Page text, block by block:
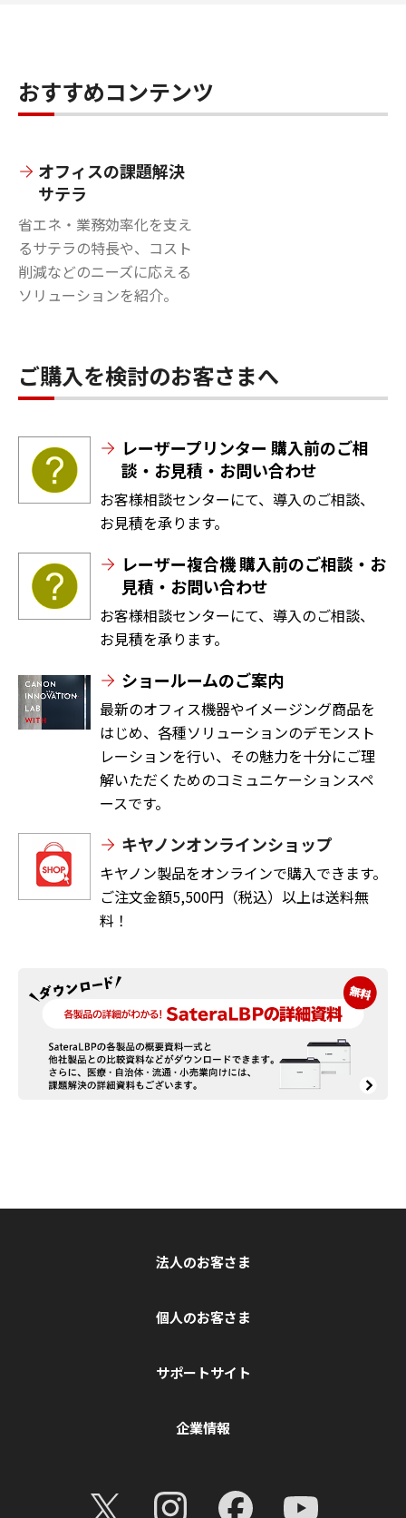
おすすめコンテンツ
オフィスの課題解決
サテラ
省エネ・業務効率化を支え
るサテラの特長や、コスト
削減などのニーズに応える
ソリューションを紹介。
ご購入を検討のお客さまへ
レーザープリンター 購入前のご相
談・お見積・お問い合わせ
お客様相談センターにて、導入のご相談、
お見積を承ります。
レーザー複合機 購入前のご相談・お
見積・お問い合わせ
お客様相談センターにて、導入のご相談、
お見積を承ります。
ショールームのご案内
最新のオフィス機器やイメージング商品を
はじめ、各種ソリューションのデモンスト
レーションを行い、その魅力を十分にご理
解いただくためのコミュニケーションスペ
ースです。
キヤノンオンラインショップ
キヤノン製品をオンラインで購入できます。
ご注文金額5,500円（税込）以上は送料無
料！
法人のお客さま
個人のお客さま
サポートサイト
企業情報